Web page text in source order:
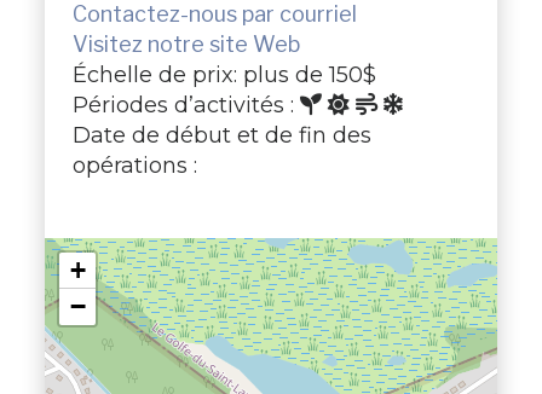
Contactez-nous par courriel
Visitez notre site Web
Échelle de prix: plus de 150$
Périodes d’activités :
Date de début et de fin des
opérations :
+
−